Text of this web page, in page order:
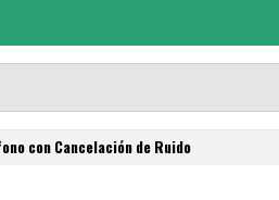
con Cancelación de Ruido